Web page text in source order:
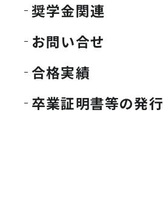
奨学金関連
お問い合せ
合格実績
卒業証明書等の発行